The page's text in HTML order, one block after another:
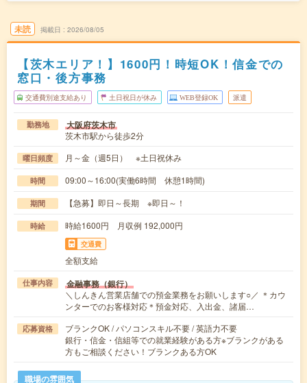
未読 掲載日 2026/08/05
【茨木エリア！】1600円！時短OK！信金での
窓口・後方事務
交通費別途支給あり 土日祝日が休み WEB登録OK 派遣
勤務地 大阪府茨木市
茨木市駅から徒歩2分
曜日頻度 月～金（週5日） ※土日祝休み
時間 09:00～16:00(実働6時間 休憩1時間)
期間 【急募】即日～長期 ※即日～！
時給 時給1600円 月収例 192,000円
交通費
全額支給
仕事内容 金融事務（銀行）
＼しんきん営業店舗での預金業務をお願いします○／ ＊カウ
ンターでのお客様対応＊預金対応、入出金、諸届…
応募資格
ブランクOK / パソコンスキル不要 / 英語力不要
銀行・信金・信組等での就業経験がある方※ブランクがある
方もご相談ください！ブランクある方OK
職場の雰囲気